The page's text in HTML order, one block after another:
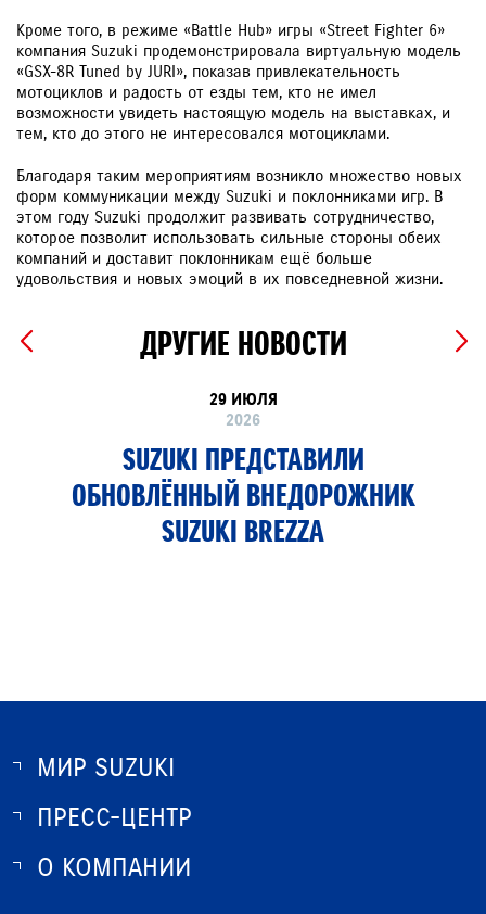
Кроме того, в режиме «Battle Hub» игры «Street Fighter 6»
компания Suzuki продемонстрировала виртуальную модель
«GSX-8R Tuned by JURI», показав привлекательность
мотоциклов и радость от езды тем, кто не имел
возможности увидеть настоящую модель на выставках, и
тем, кто до этого не интересовался мотоциклами.
Благодаря таким мероприятиям возникло множество новых
форм коммуникации между Suzuki и поклонниками игр. В
этом году Suzuki продолжит развивать сотрудничество,
которое позволит использовать сильные стороны обеих
компаний и доставит поклонникам ещё больше
удовольствия и новых эмоций в их повседневной жизни.
ДРУГИЕ НОВОСТИ
29 ИЮЛЯ
2026
SUZUKI ПРЕДСТАВИЛИ
ОБНОВЛЁННЫЙ ВНЕДОРОЖНИК
SUZUKI BREZZA
МИР SUZUKI
О SUZUKI
ПРЕСС-ЦЕНТР
НОВОСТИ
О КОМПАНИИ